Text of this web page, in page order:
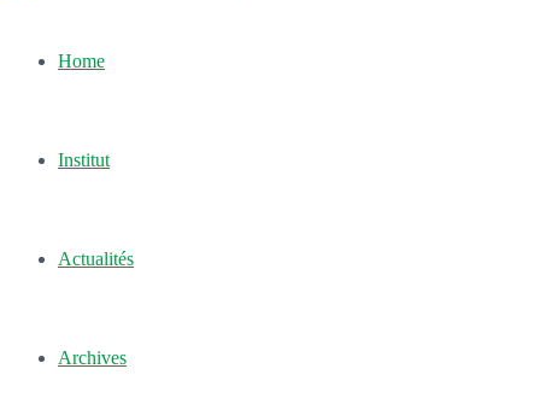
Home
Institut
Actualités
Archives